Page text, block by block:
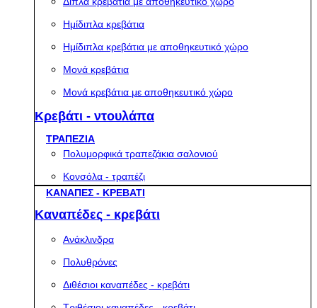
Ημίδιπλα κρεβάτια
Ημίδιπλα κρεβάτια με αποθηκευτικό χώρο
Μονά κρεβάτια
Μονά κρεβάτια με αποθηκευτικό χώρο
Κρεβάτι - ντουλάπα
ΤΡΑΠΕΖΙΑ
Πολυμορφικά τραπεζάκια σαλονιού
Κονσόλα - τραπέζι
ΚΑΝΑΠΕΣ - ΚΡΕΒΑΤΙ
Καναπέδες - κρεβάτι
Ανάκλινδρα
Πολυθρόνες
Διθέσιοι καναπέδες - κρεβάτι